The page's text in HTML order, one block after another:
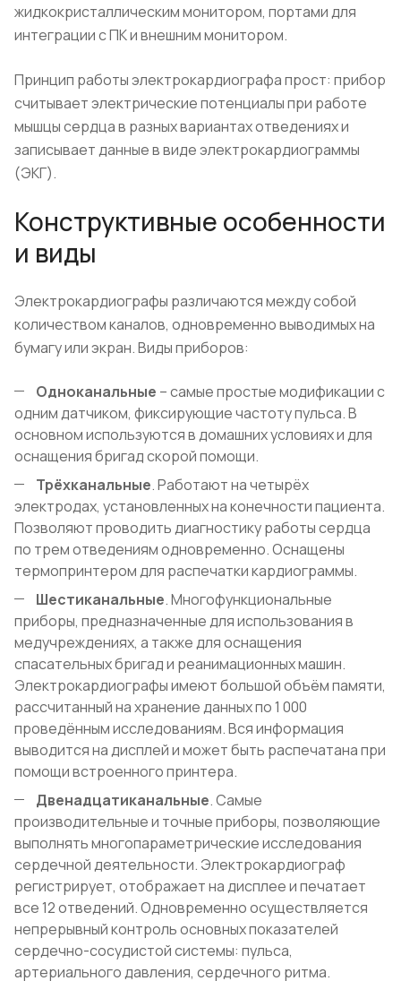
жидкокристаллическим монитором, портами для
интеграции с ПК и внешним монитором.
Принцип работы электрокардиографа прост: прибор
считывает электрические потенциалы при работе
мышцы сердца в разных вариантах отведениях и
записывает данные в виде электрокардиограммы
(ЭКГ).
Конструктивные особенности
и виды
Электрокардиографы различаются между собой
количеством каналов, одновременно выводимых на
бумагу или экран. Виды приборов:
Одноканальные – самые простые модификации с
одним датчиком, фиксирующие частоту пульса. В
основном используются в домашних условиях и для
оснащения бригад скорой помощи.
Трёхканальные. Работают на четырёх
электродах, установленных на конечности пациента.
Позволяют проводить диагностику работы сердца
по трем отведениям одновременно. Оснащены
термопринтером для распечатки кардиограммы.
Шестиканальные. Многофункциональные
приборы, предназначенные для использования в
медучреждениях, а также для оснащения
спасательных бригад и реанимационных машин.
Электрокардиографы имеют большой объём памяти,
рассчитанный на хранение данных по 1 000
проведённым исследованиям. Вся информация
выводится на дисплей и может быть распечатана при
помощи встроенного принтера.
Двенадцатиканальные. Самые
производительные и точные приборы, позволяющие
выполнять многопараметрические исследования
сердечной деятельности. Электрокардиограф
регистрирует, отображает на дисплее и печатает
все 12 отведений. Одновременно осуществляется
непрерывный контроль основных показателей
сердечно-сосудистой системы: пульса,
артериального давления, сердечного ритма.